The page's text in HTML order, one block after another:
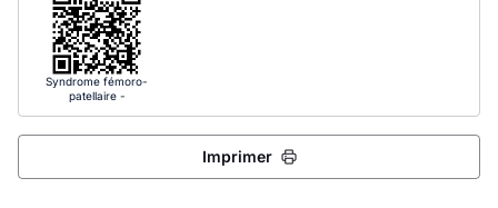
Syndrome fémoro-
patellaire -
Imprimer